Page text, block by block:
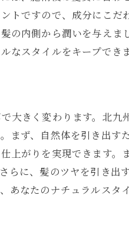
する北九州市の美容室
容
事例
トですので、成分にこだ
の内側から潤いを与えま
スタイルをキープできま
大きく変わります。北九
まず、自然体を引き出す
上がりを実現できます。
に、髪のツヤを引き出
なたのナチュラルスタ